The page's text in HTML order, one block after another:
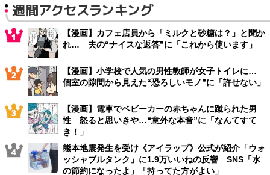
週間アクセスランキング
【漫画】カフェ店員から「ミルクと砂糖は？」と聞か
れ… 夫の“ナイスな返答”に「これから使います」
【漫画】小学校で人気の男性教師が女子トイレに…
個室の隙間から見えた“恐ろしいモノ”に「許せない」
【漫画】電車でベビーカーの赤ちゃんに蹴られた男
性 怒ると思いきや…“意外な本音”に「なんてすて
き！」
熊本地震発生を受け《アイラップ》公式が紹介「ウォ
ッシャブルタンク」に1.9万いいねの反響 SNS「水
の節約になったよ」「持ってた方がよい」